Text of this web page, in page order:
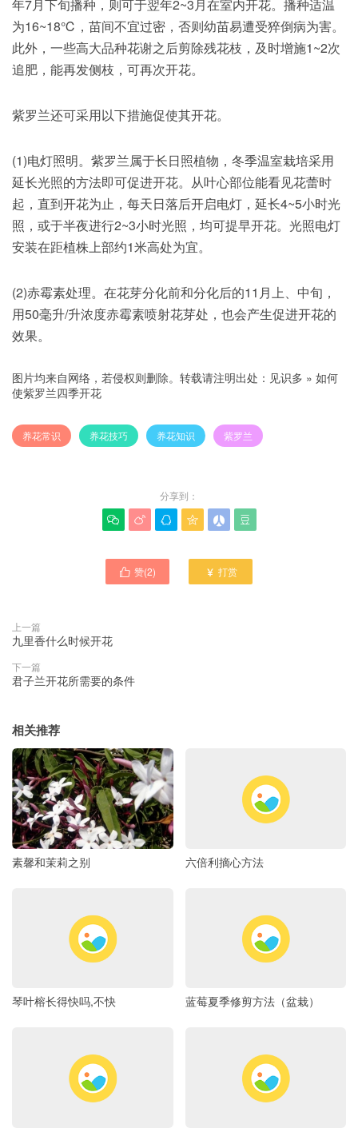
年7月下旬播种，则可于翌年2~3月在室内开花。播种适温
为16~18℃，苗间不宜过密，否则幼苗易遭受猝倒病为害。
此外，一些高大品种花谢之后剪除残花枝，及时增施1~2次
追肥，能再发侧枝，可再次开花。
紫罗兰还可采用以下措施促使其开花。
(1)电灯照明。紫罗兰属于长日照植物，冬季温室栽培采用
延长光照的方法即可促进开花。从叶心部位能看见花蕾时
起，直到开花为止，每天日落后开启电灯，延长4~5小时光
照，或于半夜进行2~3小时光照，均可提早开花。光照电灯
安装在距植株上部约1米高处为宜。
(2)赤霉素处理。在花芽分化前和分化后的11月上、中旬，
用50毫升/升浓度赤霉素喷射花芽处，也会产生促进开花的
效果。
图片均来自网络，若侵权则删除。转载请注明出处： 见识多 » 如何
使紫罗兰四季开花
养花常识 养花技巧 养花知识 紫罗兰
分享到：
     
 赞(2)  打赏
上一篇
九里香什么时候开花
下一篇
君子兰开花所需要的条件
相关推荐
素馨和茉莉之别 六倍利摘心方法
琴叶榕长得快吗,不快 蓝莓夏季修剪方法（盆栽）